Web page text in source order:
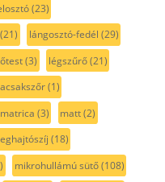
(23)
(21) lángosztó-fedél (29)
(3) légszűrő(21)
(1)
matrica (3) matt(2)
(18)
mikrohullámú sütő(108)